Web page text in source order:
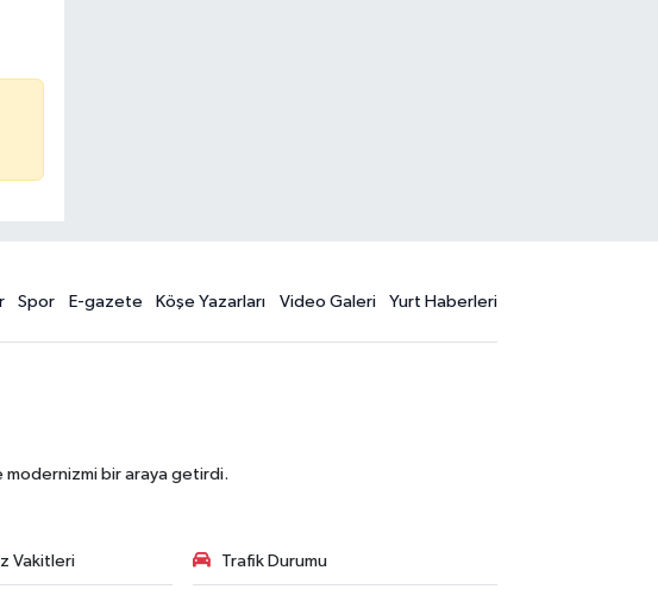
Spor E-gazete Köşe Yazarları Video Galeri Yurt Haberleri
modernizmi bir araya getirdi.
Vakitleri Trafik Durumu